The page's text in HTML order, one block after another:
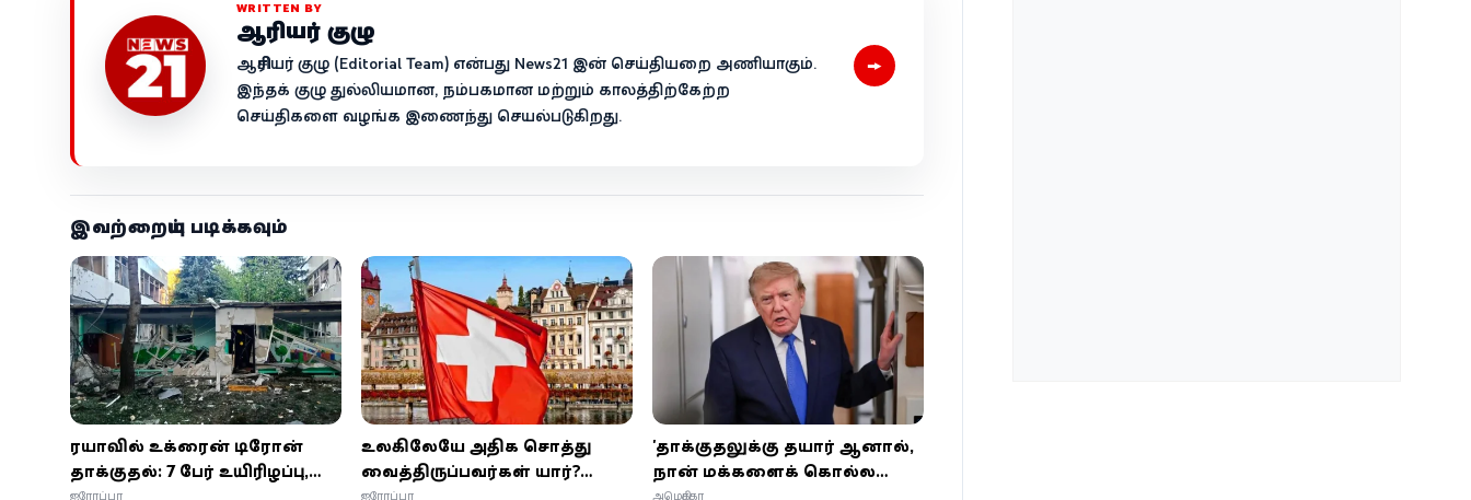
WRITTEN BY
ஆசிரியர் குழு
ஆசிரியர் குழு (Editorial Team) என்பது News21 இன் செய்தியறை அணியாகும்.
இந்தக் குழு துல்லியமான, நம்பகமான மற்றும் காலத்திற்கேற்ற
செய்திகளை வழங்க இணைந்து செயல்படுகிறது.
→
இவற்றையும் படிக்கவும்
ரஷியாவில் உக்ரைன் டிரோன்
தாக்குதல்: 7 பேர் உயிரிழப்பு,
ஐரோப்பா
உலகிலேயே அதிக சொத்து
வைத்திருப்பவர்கள் யார்?
ஐரோப்பா
'தாக்குதலுக்கு தயார் ஆனால்,
நான் மக்களைக் கொல்ல
அமெரிக்கா